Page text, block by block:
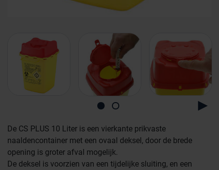
De CS PLUS 10 Liter is een vierkante prikvaste
naaldencontainer met een ovaal deksel, door de brede
opening is groter afval mogelijk.
De deksel is voorzien van een tijdelijke sluiting, en een